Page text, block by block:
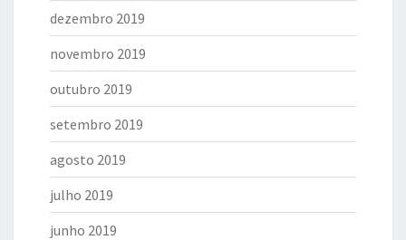
dezembro 2019
novembro 2019
outubro 2019
setembro 2019
agosto 2019
julho 2019
junho 2019